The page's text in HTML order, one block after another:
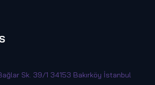
Sk. 39/1 34153 Bakırköy İstanbul